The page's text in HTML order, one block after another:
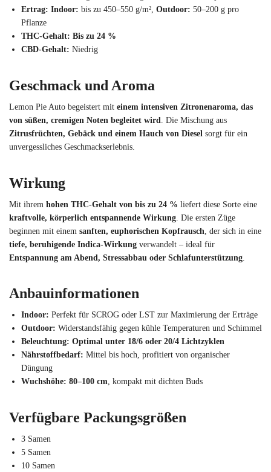
Ertrag: Indoor: bis zu 450–550 g/m², Outdoor: 50–200 g pro
Pflanze
THC-Gehalt: Bis zu 24 %
CBD-Gehalt: Niedrig
Geschmack und Aroma
Lemon Pie Auto begeistert mit einem intensiven Zitronenaroma, das
von süßen, cremigen Noten begleitet wird . Die Mischung aus
Zitrusfrüchten, Gebäck und einem Hauch von Diesel sorgt für ein
unvergessliches Geschmackserlebnis.
Wirkung
Mit ihrem hohen THC-Gehalt von bis zu 24 % liefert diese Sorte eine
kraftvolle, körperlich entspannende Wirkung . Die ersten Züge
beginnen mit einem sanften, euphorischen Kopfrausch , der sich in eine
tiefe, beruhigende Indica-Wirkung verwandelt – ideal für
Entspannung am Abend, Stressabbau oder Schlafunterstützung
Anbauinformationen
Indoor: Perfekt für SCROG oder LST zur Maximierung der Erträge
Outdoor: Widerstandsfähig gegen kühle Temperaturen und Schimmel
Beleuchtung: Optimal unter 18/6 oder 20/4 Lichtzyklen
Nährstoffbedarf: Mittel bis hoch, profitiert von organischer
Düngung
Wuchshöhe: 80–100 cm, kompakt mit dichten Buds
Verfügbare Packungsgrößen
3 Samen
5 Samen
10 Samen